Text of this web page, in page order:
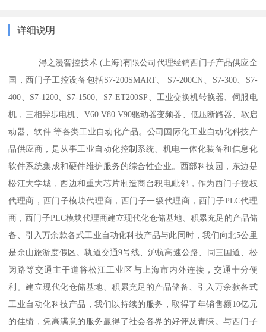
详细说明
浔之漫智控技术 (上海)有限公司代理经销西门子产品供应全
国，西门子工控设备包括S7-200SMART、 S7-200CN、S7-300、S7-
400、S7-1200、S7-1500、S7-ET200SP、工业交换机转换器、伺服电
机，三相异步电机、V60.V80.V90驱动器变频器、低压断路器、软启
动器、软件 等各类工业自动化产品。公司国际化工业自动化科技产
品供应商，是从事工业自动化控制系统、机电一体化装备和信息化
软件系统集成和硬件维护服务的综合性企业。西部科技园，东边是
松江大学城，西边和重大芯片制造商台积电毗邻，作为西门子授权
代理商，西门子模块代理商，西门子一级代理商，西门子PLC代理
商，西门子PLC模块代理商建立现代化仓储基地、积累充足的产品储
备、引入万余款各式工业自动化科技产品与此同时，我们向北5公里
是余山旅游度假区。轨道交通9号线、沪杭高速公路、同三国道、松
闵路等交通主干道将松江工业区与上海市内外连接，交通十分便
利。建立现代化仓储基地、积累充足的产品储备、引入万余款各式
工业自动化科技产品，我们以持续的服务，取得了年销售额10亿元
的佳绩，凭高满意的服务赢得了社会各界的好评及青睐。与西门子